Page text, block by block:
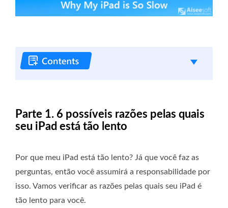
Parte 1. 6 possíveis razões pelas quais
seu iPad está tão lento
Por que meu iPad está tão lento? Já que você faz as
perguntas, então você assumirá a responsabilidade por
isso. Vamos verificar as razões pelas quais seu iPad é
tão lento para você.